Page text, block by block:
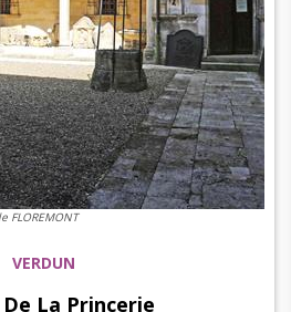
FLOREMONT
VERDUN
La Princerie